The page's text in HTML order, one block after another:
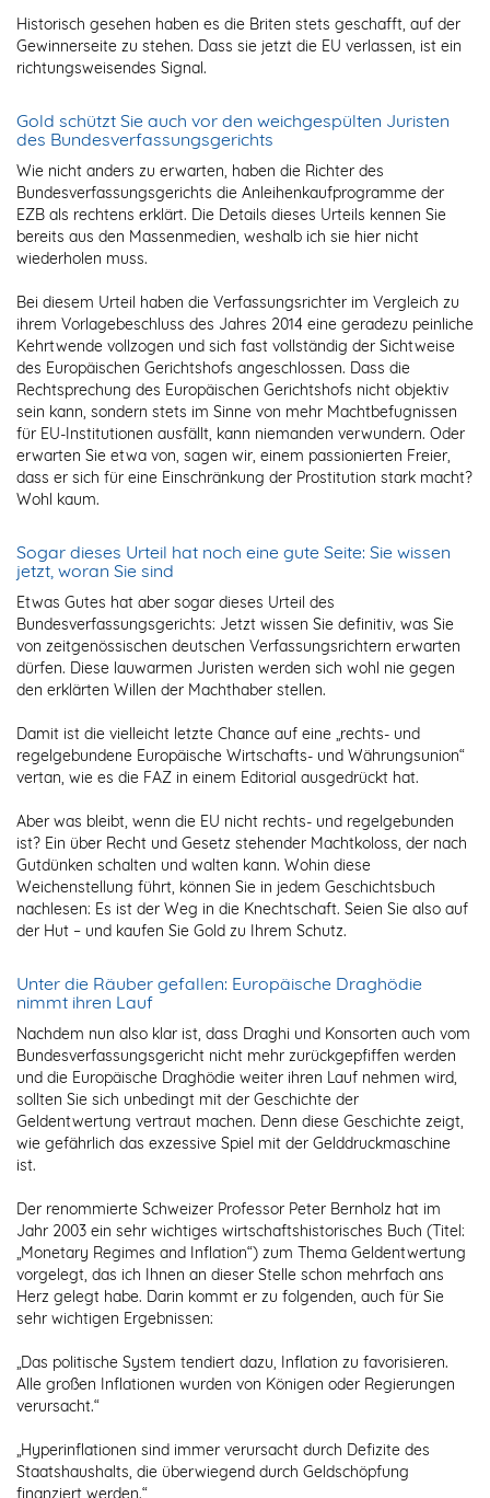
Historisch gesehen haben es die Briten stets geschafft, auf der
Gewinnerseite zu stehen. Dass sie jetzt die EU verlassen, ist ein
richtungsweisendes Signal.
Gold schützt Sie auch vor den weichgespülten Juristen
des Bundesverfassungsgerichts
Wie nicht anders zu erwarten, haben die Richter des
Bundesverfassungsgerichts die Anleihenkaufprogramme der
EZB als rechtens erklärt. Die Details dieses Urteils kennen Sie
bereits aus den Massenmedien, weshalb ich sie hier nicht
wiederholen muss.
Bei diesem Urteil haben die Verfassungsrichter im Vergleich zu
ihrem Vorlagebeschluss des Jahres 2014 eine geradezu peinliche
Kehrtwende vollzogen und sich fast vollständig der Sichtweise
des Europäischen Gerichtshofs angeschlossen. Dass die
Rechtsprechung des Europäischen Gerichtshofs nicht objektiv
sein kann, sondern stets im Sinne von mehr Machtbefugnissen
für EU-Institutionen ausfällt, kann niemanden verwundern. Oder
erwarten Sie etwa von, sagen wir, einem passionierten Freier,
dass er sich für eine Einschränkung der Prostitution stark macht?
Wohl kaum.
Sogar dieses Urteil hat noch eine gute Seite: Sie wissen
jetzt, woran Sie sind
Etwas Gutes hat aber sogar dieses Urteil des
Bundesverfassungsgerichts: Jetzt wissen Sie definitiv, was Sie
von zeitgenössischen deutschen Verfassungsrichtern erwarten
dürfen. Diese lauwarmen Juristen werden sich wohl nie gegen
den erklärten Willen der Machthaber stellen.
Damit ist die vielleicht letzte Chance auf eine „rechts- und
regelgebundene Europäische Wirtschafts- und Währungsunion“
vertan, wie es die FAZ in einem Editorial ausgedrückt hat.
Aber was bleibt, wenn die EU nicht rechts- und regelgebunden
ist? Ein über Recht und Gesetz stehender Machtkoloss, der nach
Gutdünken schalten und walten kann. Wohin diese
Weichenstellung führt, können Sie in jedem Geschichtsbuch
nachlesen: Es ist der Weg in die Knechtschaft. Seien Sie also auf
der Hut – und kaufen Sie Gold zu Ihrem Schutz.
Unter die Räuber gefallen: Europäische Draghödie
nimmt ihren Lauf
Nachdem nun also klar ist, dass Draghi und Konsorten auch vom
Bundesverfassungsgericht nicht mehr zurückgepfiffen werden
und die Europäische Draghödie weiter ihren Lauf nehmen wird,
sollten Sie sich unbedingt mit der Geschichte der
Geldentwertung vertraut machen. Denn diese Geschichte zeigt,
wie gefährlich das exzessive Spiel mit der Gelddruckmaschine
ist.
Der renommierte Schweizer Professor Peter Bernholz hat im
Jahr 2003 ein sehr wichtiges wirtschaftshistorisches Buch (Titel:
„Monetary Regimes and Inflation“) zum Thema Geldentwertung
vorgelegt, das ich Ihnen an dieser Stelle schon mehrfach ans
Herz gelegt habe. Darin kommt er zu folgenden, auch für Sie
sehr wichtigen Ergebnissen:
„Das politische System tendiert dazu, Inflation zu favorisieren.
Alle großen Inflationen wurden von Königen oder Regierungen
verursacht.“
„Hyperinflationen sind immer verursacht durch Defizite des
Staatshaushalts, die überwiegend durch Geldschöpfung
finanziert werden.“